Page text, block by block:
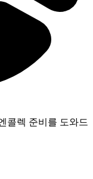
콜렉 준비를 도와드